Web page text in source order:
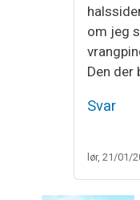
om jeg
Den der
Svar
lør, 21/01/